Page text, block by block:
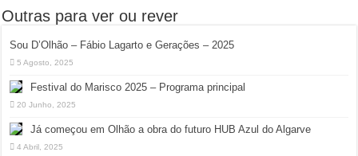
Outras para ver ou rever
Sou D’Olhão – Fábio Lagarto e Gerações – 2025
5 Agosto, 2025
Festival do Marisco 2025 – Programa principal
20 Junho, 2025
Já começou em Olhão a obra do futuro HUB Azul do Algarve
4 Abril, 2025